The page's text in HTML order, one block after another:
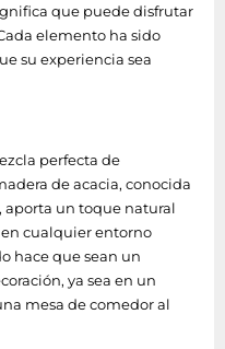
que puede disfrutar
elemento ha sido
su experiencia sea
perfecta de
de acacia, conocida
aporta un toque natural
cualquier entorno
hace que sean un
ya sea en un
mesa de comedor al